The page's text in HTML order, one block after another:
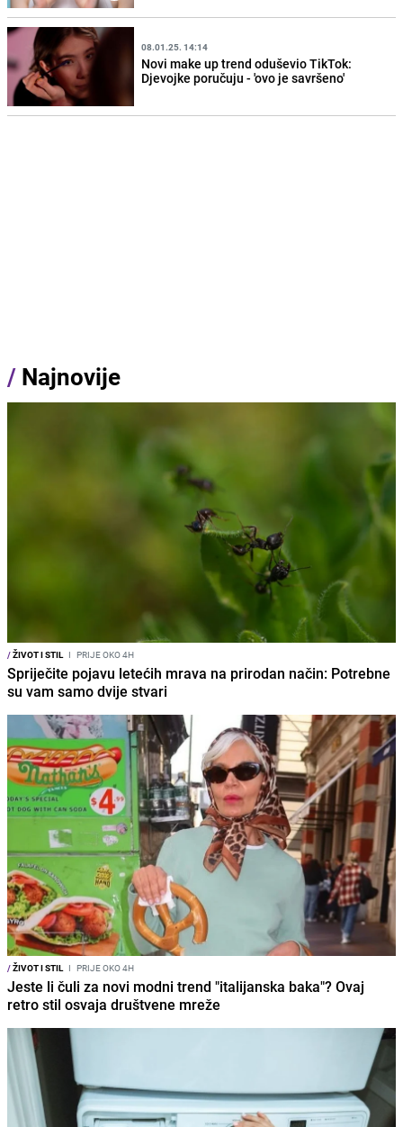
08.01.25. 14:14
Novi make up trend oduševio TikTok:
Djevojke poručuju - 'ovo je savršeno'
/ Najnovije
/ŽIVOT I STIL I PRIJE OKO 4H
Spriječite pojavu letećih mrava na prirodan način: Potrebne
su vam samo dvije stvari
/ŽIVOT I STIL I PRIJE OKO 4H
Jeste li čuli za novi modni trend "italijanska baka"? Ovaj
retro stil osvaja društvene mreže